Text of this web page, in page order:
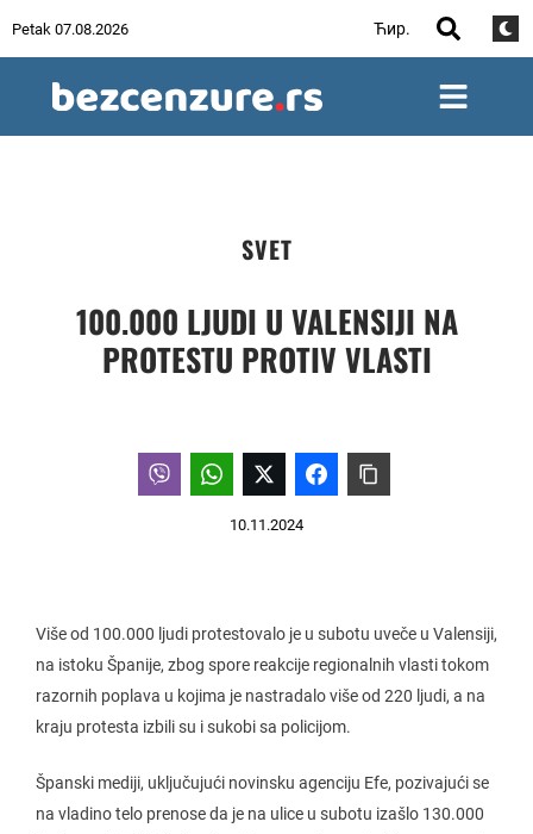
Petak 07.08.2026 Ћир.
SVET
100.000 LJUDI U VALENSIJI NA
PROTESTU PROTIV VLASTI
10.11.2024
Više od 100.000 ljudi protestovalo je u subotu uveče u Valensiji,
na istoku Španije, zbog spore reakcije regionalnih vlasti tokom
razornih poplava u kojima je nastradalo više od 220 ljudi, a na
kraju protesta izbili su i sukobi sa policijom.
Španski mediji, uključujući novinsku agenciju Efe, pozivajući se
na vladino telo prenose da je na ulice u subotu izašlo 130.000